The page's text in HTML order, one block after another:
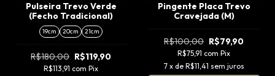
Pulseira Trevo Verde
(Fecho Tradicional)
19cm 20cm 21cm
R$180,00 R$119,90
R$113,91 com Pix
Pingente Placa Trevo
Cravejada (M)
R$100,00 R$79,90
R$75,91 com Pix
7 x de R$11,41 sem juros